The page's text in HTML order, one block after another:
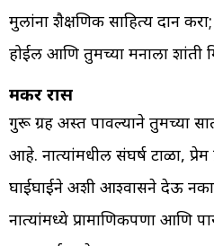
मुलांना शैक्षणिक साहित्य दान
होईल आणि तुमच्या मनाला शांती
मकर रास
गुरू ग्रह अस्त पावल्याने तुमच्या
आहे. नात्यांमधील संघर्ष टाळा,
घाईघाईने अशी आश्वासने देऊ
नात्यांमध्ये प्रामाणिकपणा आणि